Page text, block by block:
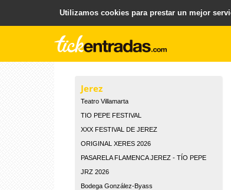
Plataforma para la Venta y Gestion de Entradas .
Jerez
Teatro Villamarta
TIO PEPE FESTIVAL
XXX FESTIVAL DE JEREZ
ORIGINAL XERES 2026
PASARELA FLAMENCA JEREZ - TÍO PEPE
JRZ 2026
Bodega González-Byass
Utilizamos cookies para prestar un mejor